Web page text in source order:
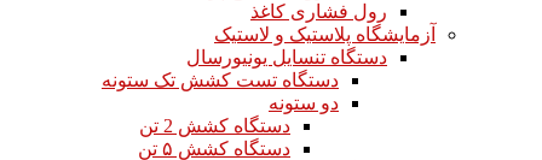
رول فشاری کاغذ
آزمایشگاه پلاستیک و لاستیک
دستگاه تنسایل یونیورسال
دستگاه تست کشش تک ستونه
دو ستونه
دستگاه کشش 2 تن
دستگاه کشش ۵ تن